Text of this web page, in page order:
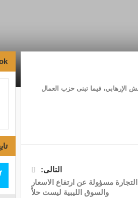
الإرهابي، فيما تبنى حزب العمال
التالى:
مسؤولة عن ارتفاع الاسعار
والسوق الليبية ليست حلاّ